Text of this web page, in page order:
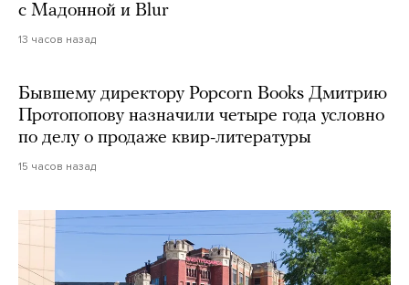
с Мадонной и Blur
13 часов назад
Бывшему директору Popcorn Books Дмитрию
Протопопову назначили четыре года условно
по делу о продаже квир-литературы
15 часов назад